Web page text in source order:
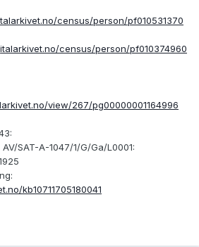
census/person/pf010531370
census/person/pf010374960
view/267/pg00000001164996
SAT-A-1047/1/G/Ga/L0001:
kb10711705180041